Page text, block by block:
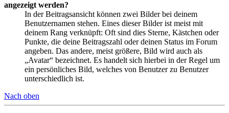
angezeigt werden?
In der Beitragsansicht können zwei Bilder bei deinem
Benutzernamen stehen. Eines dieser Bilder ist meist mit
deinem Rang verknüpft: Oft sind dies Sterne, Kästchen oder
Punkte, die deine Beitragszahl oder deinen Status im Forum
angeben. Das andere, meist größere, Bild wird auch als
„Avatar“ bezeichnet. Es handelt sich hierbei in der Regel um
ein persönliches Bild, welches von Benutzer zu Benutzer
unterschiedlich ist.
Nach oben